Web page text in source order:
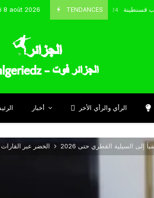
8 août 2026 TENDANCES
Octobre 8, 2024 و شباب قسنطينة
أخبار الرأي والرأي الأخر
الخضر عبر القارات السيلية القطري حتى 2026